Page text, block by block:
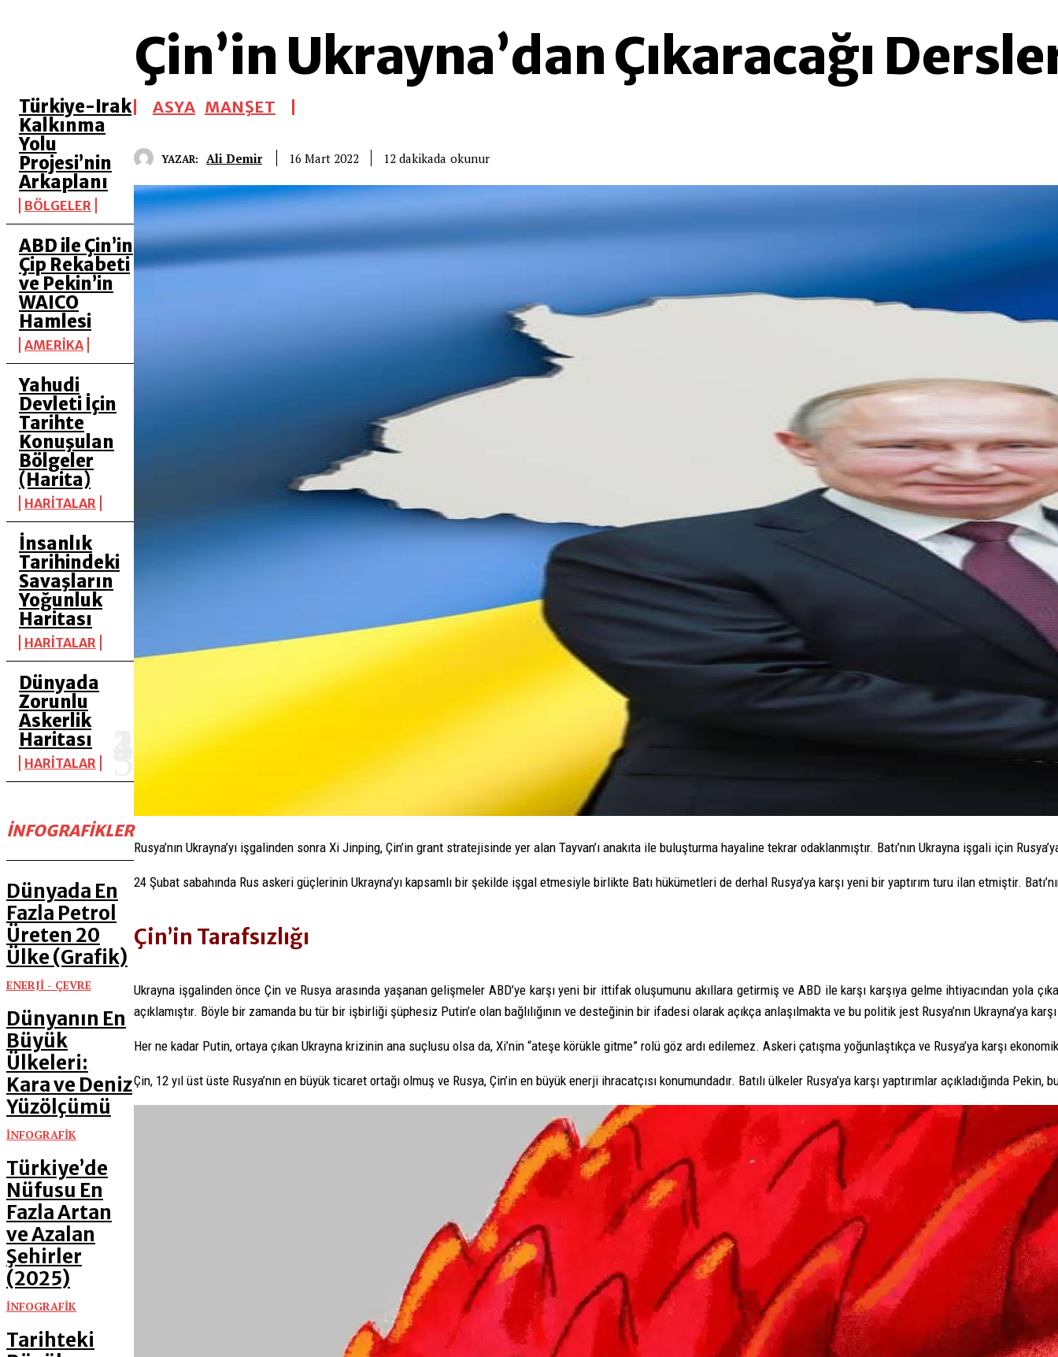
Türkiye-Irak
Kalkınma
Yolu
Projesi’nin
Arkaplanı
BÖLGELER
ABD ile Çin’in
Çip Rekabeti
ve Pekin’in
WAICO
Hamlesi
AMERİKA
Yahudi
Devleti İçin
Tarihte
Konuşulan
Bölgeler
(Harita)
HARİTALAR
İnsanlık
Tarihindeki
Savaşların
Yoğunluk
Haritası
HARİTALAR
Dünyada
Zorunlu
Askerlik
Haritası
HARİTALAR
İNFOGRAFIKLER
Dünyada En
Fazla Petrol
Üreten 20
Ülke (Grafik)
ENERJİ - ÇEVRE
Dünyanın En
Büyük
Ülkeleri:
Kara ve Deniz
Yüzölçümü
İNFOGRAFİK
Türkiye’de
Nüfusu En
Fazla Artan
ve Azalan
Şehirler
(2025)
İNFOGRAFİK
Tarihteki
Çin’in Ukrayna’dan Çıkaracağı
ASYA MANŞET
YAZAR: Ali Demir 16 Mart 2022 12 dakikada okunur
Rusya’nın Ukrayna’yı işgalinden sonra Xi Jinping, Çin’in grant stratejisinde yer alan Tayvan’ı anakıta ile buluşturma hayaline tekrar odaklanmıştır. Batı’nın Ukrayna işgali için
24 Şubat sabahında Rus askeri güçlerinin Ukrayna’yı kapsamlı bir şekilde işgal etmesiyle birlikte Batı hükümetleri de derhal Rusya’ya karşı yeni bir yaptırım turu ilan etmiştir.
Çin’in Tarafsızlığı
Ukrayna işgalinden önce Çin ve Rusya arasında yaşanan gelişmeler ABD’ye karşı yeni bir ittifak oluşumunu akıllara getirmiş ve ABD ile karşı karşıya gelme ihtiyacından
açıklamıştır. Böyle bir zamanda bu tür bir işbirliği şüphesiz Putin’e olan bağlılığının ve desteğinin bir ifadesi olarak açıkça anlaşılmakta ve bu politik jest Rusya’nın Ukrayna’ya
Her ne kadar Putin, ortaya çıkan Ukrayna krizinin ana suçlusu olsa da, Xi’nin “ateşe körükle gitme” rolü göz ardı edilemez. Askeri çatışma yoğunlaştıkça ve Rusya’ya karşı
Çin, 12 yıl üst üste Rusya’nın en büyük ticaret ortağı olmuş ve Rusya, Çin’in en büyük enerji ihracatçısı konumundadır. Batılı ülkeler Rusya’ya karşı yaptırımlar açıkladığında